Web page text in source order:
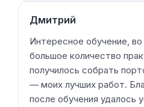
Дмитрий
Интересное обучение,
большое количество
получилось собрать
— моих лучших работ.
после обучения удалось